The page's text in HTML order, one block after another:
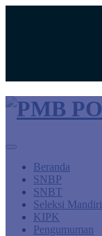
for:
Beranda
SNBP
SNBT
Seleksi Mandiri
KIPK
Pengumuman